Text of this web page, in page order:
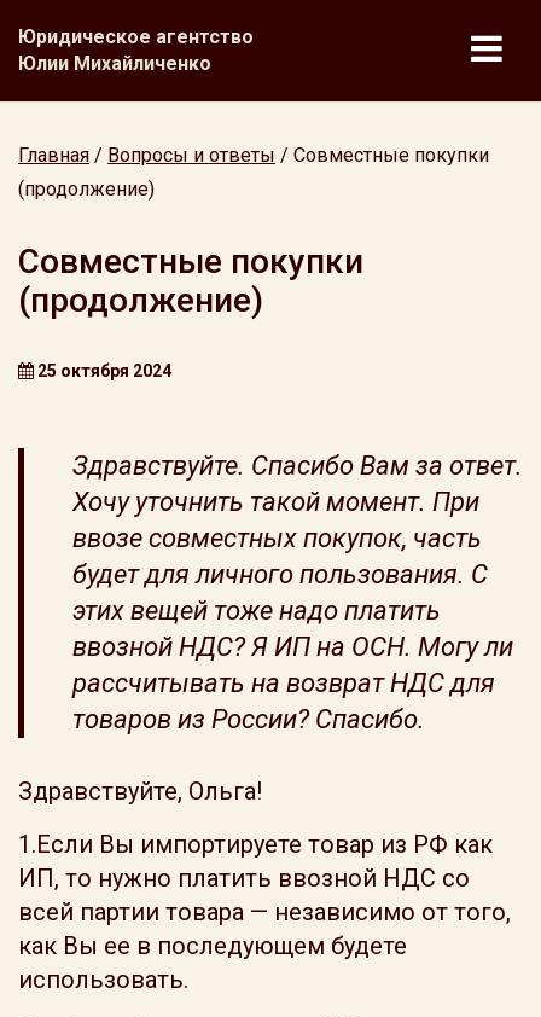
Юридическое агентство
Юлии Михайличенко
Главная / Вопросы и ответы / Совместные покупки
(продолжение)
Совместные покупки
(продолжение)
25 октября 2024
Здравствуйте. Спасибо Вам за ответ.
Хочу уточнить такой момент. При
ввозе совместных покупок, часть
будет для личного пользования. С
этих вещей тоже надо платить
ввозной НДС? Я ИП на ОСН. Могу ли
рассчитывать на возврат НДС для
товаров из России? Спасибо.
Здравствуйте, Ольга!
1.Если Вы импортируете товар из РФ как
ИП, то нужно платить ввозной НДС со
всей партии товара — независимо от того,
как Вы ее в последующем будете
использовать.